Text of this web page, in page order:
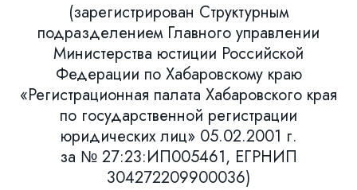
(зарегистрирован Структурным
подразделением Главного управлении
Министерства юстиции Российской
Федерации по Хабаровскому краю
«Регистрационная палата Хабаровского края
по государственной регистрации
юридических лиц» 05.02.2001 г.
за № 27:23:ИП005461, ЕГРНИП
304272209900036)